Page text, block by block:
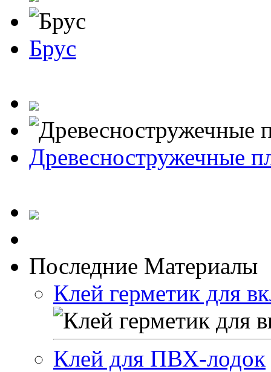
Брус
Древесностружечные
Последние Материалы
Клей герметик для
Клей для ПВХ-лодок